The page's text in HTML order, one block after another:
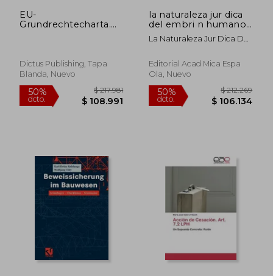
EU-
Grundrechtecharta.
Quellensammlung:
Aktuelle politische
Bundesrepublik
Deutschland. (14.
Dictus Publishing, Tapa
Blanda, Nuevo
la naturaleza jur dica
del embri n humano
(en Inglés)
La Naturaleza Jur Dica Del
Editorial Acad Mica Espa
Ola, Nuevo